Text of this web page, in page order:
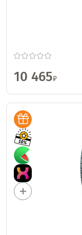
10 465₽